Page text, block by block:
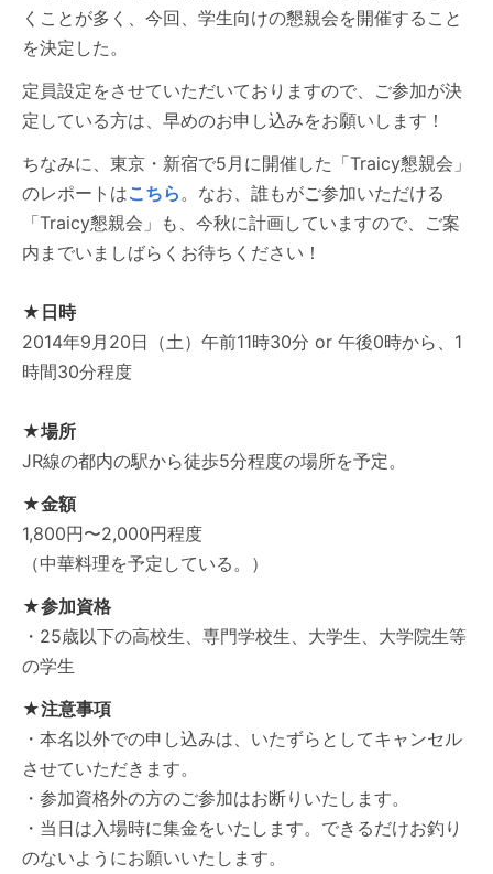
くことが多く、今回、学生向けの懇親会を開催すること
を決定した。
定員設定をさせていただいておりますので、ご参加が決
定している方は、早めのお申し込みをお願いします！
ちなみに、東京・新宿で5月に開催した「Traicy懇親会」
のレポートはこちら。なお、誰もがご参加いただける
「Traicy懇親会」も、今秋に計画していますので、ご案
内までいましばらくお待ちください！
★日時
2014年9月20日（土）午前11時30分 or 午後0時から、1
時間30分程度
★場所
JR線の都内の駅から徒歩5分程度の場所を予定。
★金額
1,800円〜2,000円程度
（中華料理を予定している。）
★参加資格
・25歳以下の高校生、専門学校生、大学生、大学院生等
の学生
★注意事項
・本名以外での申し込みは、いたずらとしてキャンセル
させていただきます。
・参加資格外の方のご参加はお断りいたします。
・当日は入場時に集金をいたします。できるだけお釣り
のないようにお願いいたします。